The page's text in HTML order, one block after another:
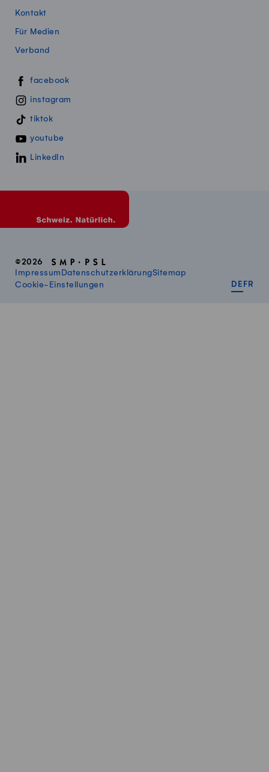
Kontakt
Für Medien
Verband
Swissmillk auf Social Media
facebook
instagram
tiktok
youtube
LinkedIn
©2026
Impressum DatenschutzerklärungSitemap
Cookie-Einstellungen
DE FR